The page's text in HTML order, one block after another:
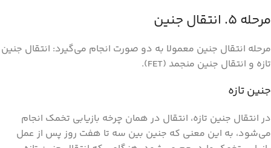
مرحله ۵. انتقال جنین
مرحله انتقال جنین معمولا به دو صورت انجام می‌گیرد: انتقال جنین
تازه و انتقال جنین منجمد (FET).
جنین تازه
در انتقال جنین تازه، انتقال در همان چرخه بازیابی تخمک انجام
می‌شود، به این معنی که جنین بین سه تا هفت روز پس از عمل